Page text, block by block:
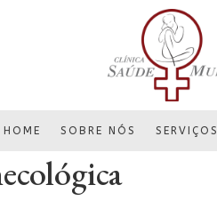
HOME SOBRE NÓS SERVIÇOS